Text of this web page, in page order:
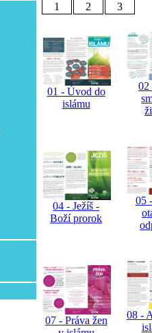
1
2 3
01 - Úvod do
islámu
02
04 - Ježíš -
Boží prorok
05
07 - Práva žen
08 -